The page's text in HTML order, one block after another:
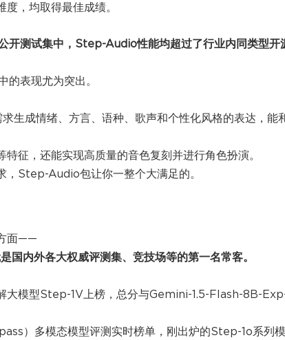
，均取得最佳成绩。
测试集中，Step-Audio性能均超过了行业内同类型开
的表现尤为突出。
生成情绪、方言、语种、歌声和个性化风格的表达，能
征，还能实现高质量的音色复刻并进行角色扮演。
，Step-Audio包让你一整个大满足的。
面——
内外各大权威评测集、竞技场等的第一名常客。
大模型Step-1V上榜，总分与Gemini-1.5-Flash-8B-
）多模态模型评测实时榜单，刚出炉的Step-1o系列